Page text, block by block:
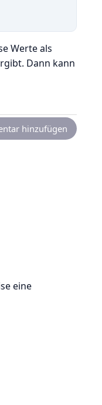
Werte als
Dann kann
hinzufügen
eine